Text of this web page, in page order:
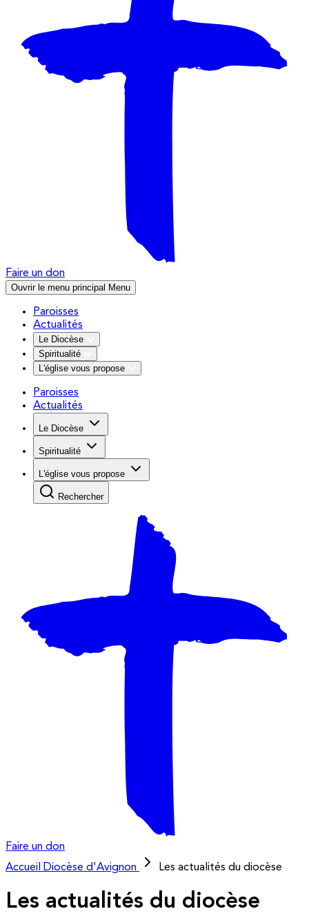
Faire un don
Ouvrir le menu principal Menu
Paroisses
Actualités
Le Diocèse
Spiritualité
L'église vous propose
Paroisses
Actualités
Le Diocèse
Spiritualité
L'église vous propose
Rechercher
Faire un don
Accueil
Diocèse d'Avignon Les actualités du diocèse
Les actualités du diocèse